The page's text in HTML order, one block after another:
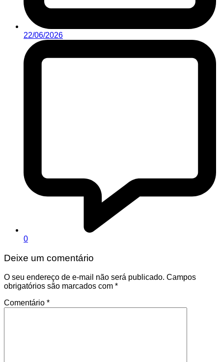
22/06/2026
0
Deixe um comentário
O seu endereço de e-mail não será publicado. Campos
obrigatórios são marcados com *
Comentário *